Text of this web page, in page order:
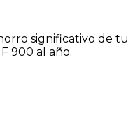
significativo de
900 al año.